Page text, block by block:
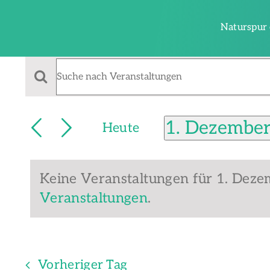
Naturspur
für
1.
Dezember
Keine Veranstaltungen für 1.
Veranstaltungen.
Veranstaltungen
und
Navigation
Bitte
Schlüsselwort
Suche
Veranstaltungen
Schlüsselwort.
Heute
1.
wählen.
Vorheriger Tag